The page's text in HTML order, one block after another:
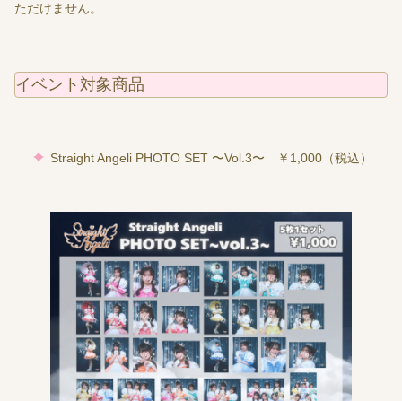
ただけません。
イベント対象商品
Straight Angeli PHOTO SET 〜Vol.3〜 ￥1,000（税込）